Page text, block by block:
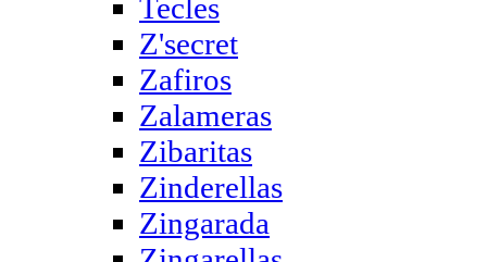
Tecles
Z'secret
Zafiros
Zalameras
Zibaritas
Zinderellas
Zingarada